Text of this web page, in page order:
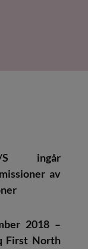
S ingår
av
2018 –
First North